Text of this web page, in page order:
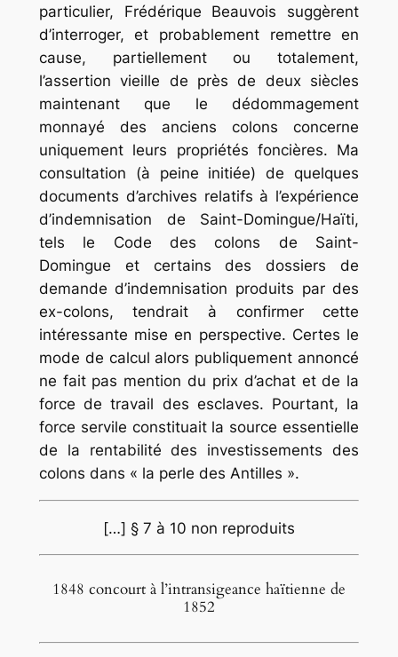
particulier, Frédérique Beauvois suggèrent
d’interroger, et probablement remettre en
cause, partiellement ou totalement,
l’assertion vieille de près de deux siècles
maintenant que le dédommagement
monnayé des anciens colons concerne
uniquement leurs propriétés foncières. Ma
consultation (à peine initiée) de quelques
documents d’archives relatifs à l’expérience
d’indemnisation de Saint-Domingue/Haïti,
tels le Code des colons de Saint-
Domingue et certains des dossiers de
demande d’indemnisation produits par des
ex-colons, tendrait à confirmer cette
intéressante mise en perspective. Certes le
mode de calcul alors publiquement annoncé
ne fait pas mention du prix d’achat et de la
force de travail des esclaves. Pourtant, la
force servile constituait la source essentielle
de la rentabilité des investissements des
colons dans « la perle des Antilles ».
[…] § 7 à 10 non reproduits
1848 concourt à l’intransigeance haïtienne de
1852